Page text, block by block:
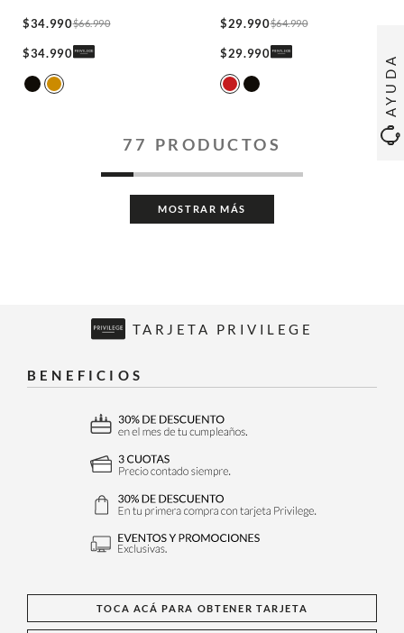
AYUDA
$34.990$66.990
$34.990
$29.990$64.990
$29.990
77 PRODUCTOS
MOSTRAR MÁS
TARJETA PRIVILEGE
BENEFICIOS
TOCA ACÁ PARA OBTENER TARJETA